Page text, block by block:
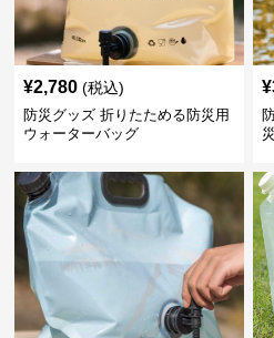
¥2,780 (税込)
防災グッズ 折りたためる防災用
ウォーターバッグ
¥